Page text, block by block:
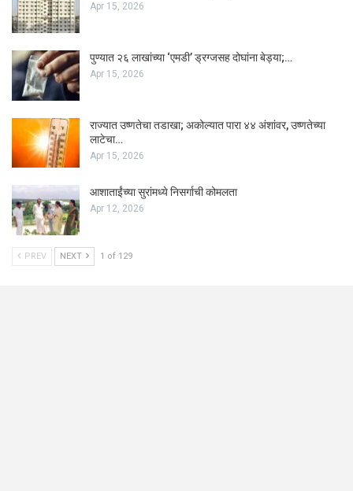
Apr 15, 2026
पुण्यात २६ लाखांच्या ‘एमडी’ ड्रग्जसह दोघांना बेड्या;…
Apr 15, 2026
राज्यात उष्णतेचा तडाखा; अकोल्यात पारा ४४ अंशांवर, उष्णतेच्या
लाटेचा…
Apr 15, 2026
आशाताईंच्या सुरांमध्ये निसर्गाची कोमलता
Apr 12, 2026
PREV NEXT 1 of 129